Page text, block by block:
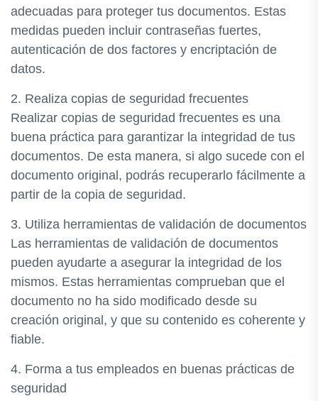
adecuadas para proteger tus documentos. Estas
medidas pueden incluir contraseñas fuertes,
autenticación de dos factores y encriptación de
datos.
2. Realiza copias de seguridad frecuentes
Realizar copias de seguridad frecuentes es una
buena práctica para garantizar la integridad de tus
documentos. De esta manera, si algo sucede con el
documento original, podrás recuperarlo fácilmente a
partir de la copia de seguridad.
3. Utiliza herramientas de validación de documentos
Las herramientas de validación de documentos
pueden ayudarte a asegurar la integridad de los
mismos. Estas herramientas comprueban que el
documento no ha sido modificado desde su
creación original, y que su contenido es coherente y
fiable.
4. Forma a tus empleados en buenas prácticas de
seguridad